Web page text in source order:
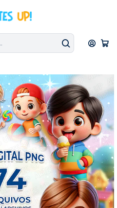
Change the language. Cambia el
Kit Digital
Brincando Dia das Crianças